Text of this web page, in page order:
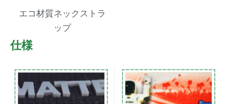
エコ材質ネックストラ
ップ
仕様